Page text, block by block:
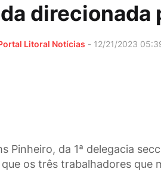
direcionada
Litoral Notícias - 12/21/2023
Pinheiro, da 1ª delegacia
os três trabalhadores que